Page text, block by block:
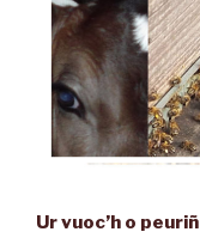
Ur vuoc’h o peuriñ